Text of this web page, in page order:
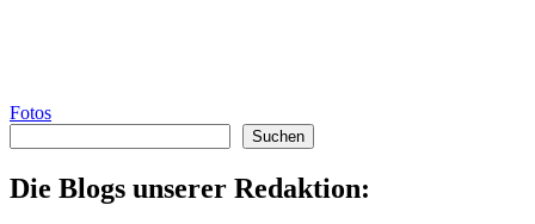
Fotos
Suchen
Die Blogs unserer Redaktion: